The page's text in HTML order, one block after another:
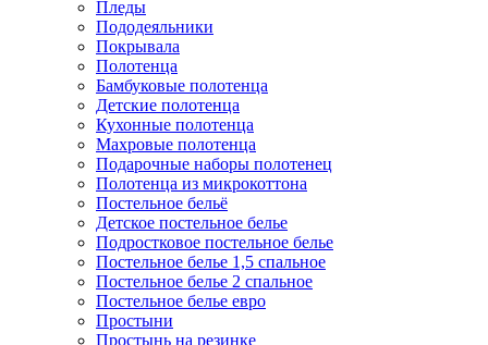
Пледы
Пододеяльники
Покрывала
Полотенца
Бамбуковые полотенца
Детские полотенца
Кухонные полотенца
Махровые полотенца
Подарочные наборы полотенец
Полотенца из микрокоттона
Постельное бельё
Детское постельное белье
Подростковое постельное белье
Постельное белье 1,5 спальное
Постельное белье 2 спальное
Постельное белье евро
Простыни
Простынь на резинке